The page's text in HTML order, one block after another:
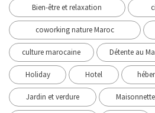
Bien-être et relaxation
coworking nature Maroc
culture marocaine Détente au
Holiday Hotel
Jardin et verdure